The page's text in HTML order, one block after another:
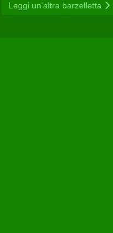
Leggi un'altra barzelletta